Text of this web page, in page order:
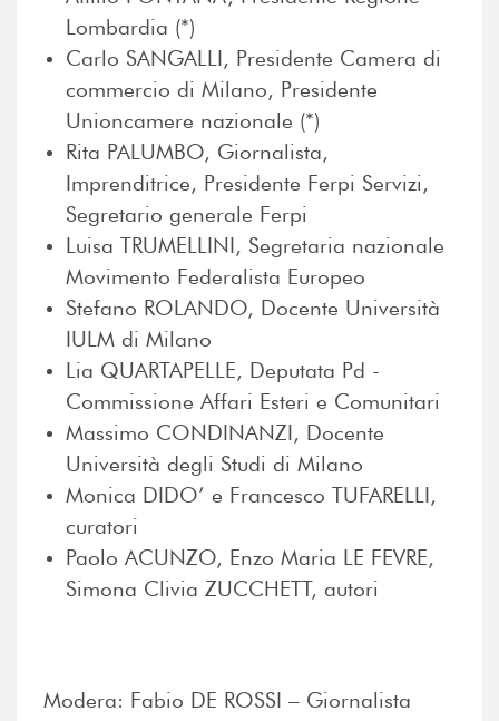
Lombardia (*)
Carlo SANGALLI, Presidente Camera di
commercio di Milano, Presidente
Unioncamere nazionale (*)
Rita PALUMBO, Giornalista,
Imprenditrice, Presidente Ferpi Servizi,
Segretario generale Ferpi
Luisa TRUMELLINI, Segretaria nazionale
Movimento Federalista Europeo
Stefano ROLANDO, Docente Università
IULM di Milano
Lia QUARTAPELLE, Deputata Pd -
Commissione Affari Esteri e Comunitari
Massimo CONDINANZI, Docente
Università degli Studi di Milano
Monica DIDO’ e Francesco TUFARELLI,
curatori
Paolo ACUNZO, Enzo Maria LE FEVRE,
Simona Clivia ZUCCHETT, autori
Modera: Fabio DE ROSSI – Giornalista